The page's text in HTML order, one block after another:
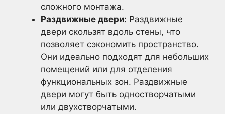
сложного монтажа.
Раздвижные двери: Раздвижные
двери скользят вдоль стены, что
позволяет сэкономить пространство.
Они идеально подходят для небольших
помещений или для отделения
функциональных зон. Раздвижные
двери могут быть одностворчатыми
или двухстворчатыми.